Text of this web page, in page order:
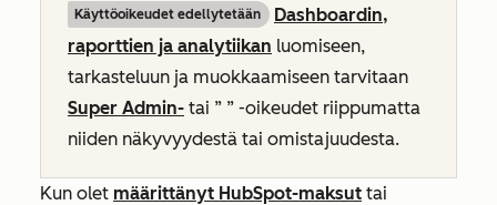
Käyttöoikeudet edellytetään
Dashboardin,
raporttien ja analytiikan luomiseen,
tarkasteluun ja muokkaamiseen tarvitaan
Super Admin- tai ” ” -oikeudet riippumatta
niiden näkyvyydestä tai omistajuudesta.
Kun olet määrittänyt HubSpot-maksut tai